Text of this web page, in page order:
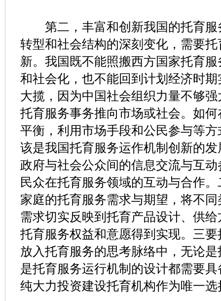
第二，丰富和创新我国的托育服
转型和社会结构的深刻变化，需要
新。我国既不能照搬西方国家托育
和社会化，也不能回到计划经济时
大揽，因为中国社会组织力量不够
托育服务事务推向市场或社会。如
平衡，利用市场手段和公民参与等
该是我国托育服务运作机制创新的
政府与社会公众间的信息交流与互
民众在托育服务领域的互动与合作
家庭的托育服务需求与期望，将不
需求切实反映到托育产品设计、供
托育服务权益和意愿得到实现。三
放入托育服务的思考脉络中，无论
是托育服务运行机制的设计都需要
纯大力投资建设托育机构作为唯一选